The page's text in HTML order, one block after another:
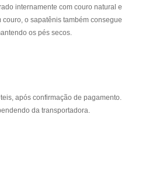
internamente com couro natural e
o sapatênis também consegue
os pés secos.
após confirmação de pagamento.
da transportadora.